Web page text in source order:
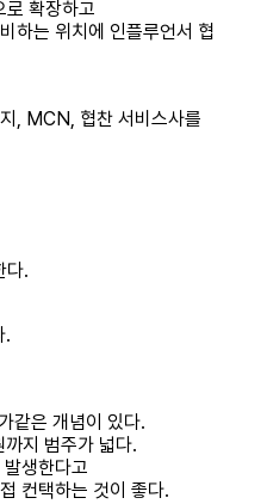
로 확장하고
하는 위치에 인플루언서 협
, MCN, 협찬 서비스사를
다.
.
같은 개념이 있다.
지 범주가 넓다.
생한다고
컨택하는 것이 좋다.